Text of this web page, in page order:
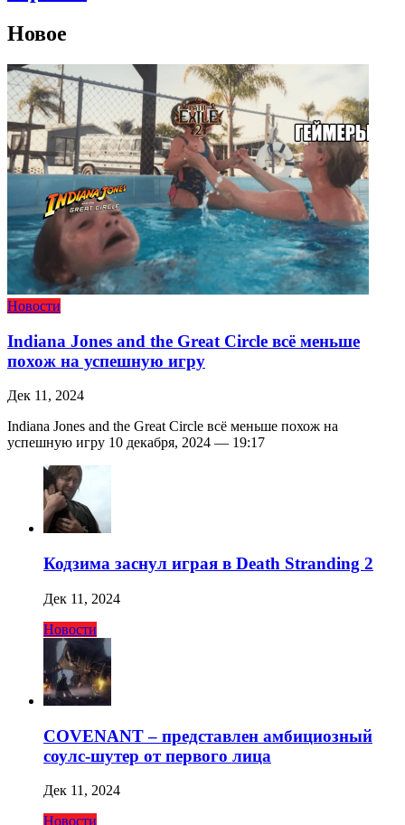
Новое
Новости
Indiana Jones and the Great Circle всё меньше
похож на успешную игру
Дек 11, 2024
Indiana Jones and the Great Circle всё меньше похож на
успешную игру 10 декабря, 2024 — 19:17
Кодзима заснул играя в Death Stranding 2
Дек 11, 2024
Новости
COVENANT – представлен амбициозный
соулс-шутер от первого лица
Дек 11, 2024
Новости